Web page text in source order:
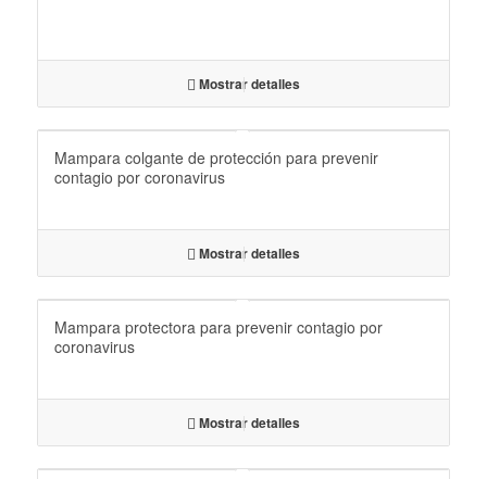
Mostrar detalles
Mampara colgante de protección para prevenir
contagio por coronavirus
Mostrar detalles
Mampara protectora para prevenir contagio por
coronavirus
Mostrar detalles